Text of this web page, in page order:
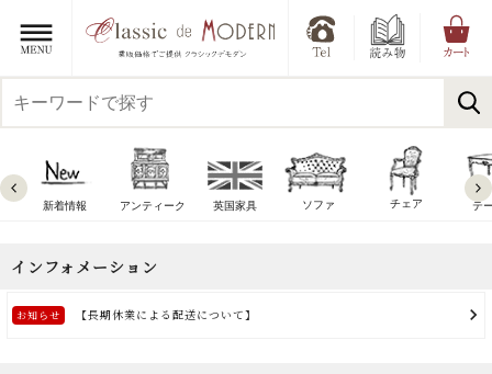
新着情報 アンティーク 英国家具 ソファ チェア テ